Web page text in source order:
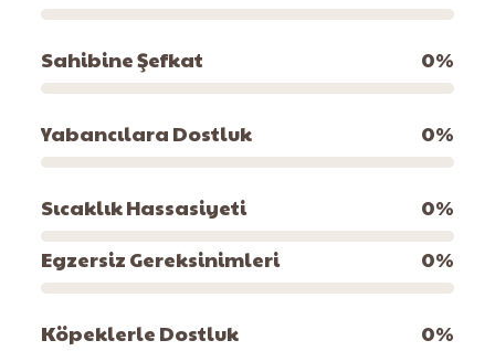
Sahibine Şefkat 0%
Yabancılara Dostluk 0%
Sıcaklık Hassasiyeti 0%
Egzersiz Gereksinimleri
0%
Köpeklerle Dostluk 0%